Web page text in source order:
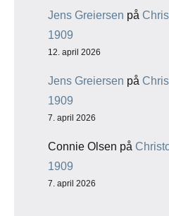
Jens Greiersen på
1909
12. april 2026
Jens Greiersen på
1909
7. april 2026
Connie Olsen på
1909
7. april 2026